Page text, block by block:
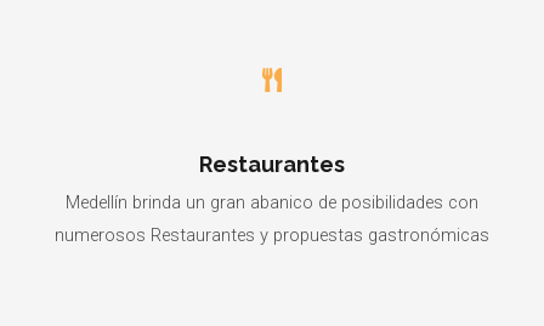
Restaurantes
Medellín brinda un gran abanico de posibilidades con
numerosos Restaurantes y propuestas gastronómicas